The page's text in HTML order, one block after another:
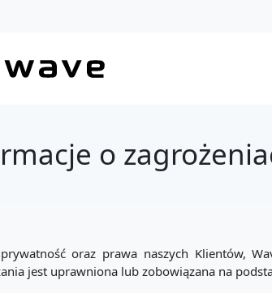
o
oraz prawa naszych Klientów,
jest uprawniona lub zobowiązana na